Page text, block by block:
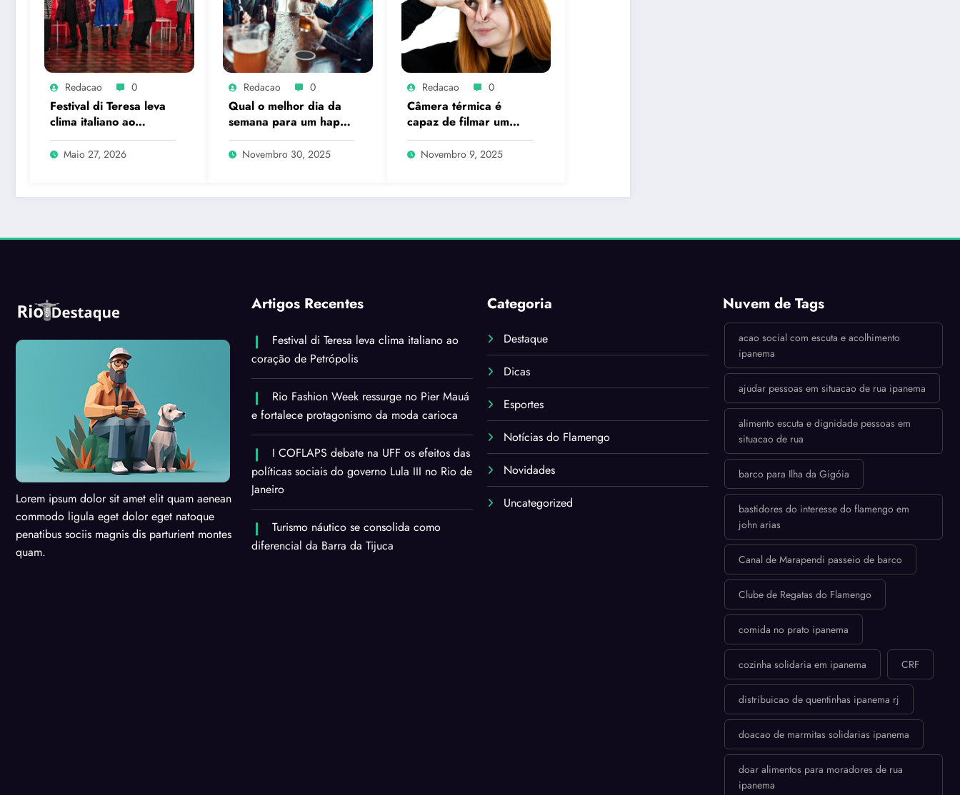
Redacao 0
Festival di Teresa leva
clima italiano ao
coração de Petrópolis
Maio 27, 2026
Redacao 0
Qual o melhor dia da
semana para um happy
hour?
Novembro 30, 2025
Redacao 0
Câmera térmica é
capaz de filmar um
pum? A ciência explica
o que é real
Novembro 9, 2025
Lorem ipsum dolor sit amet elit quam aenean
commodo ligula eget dolor eget natoque
penatibus sociis magnis dis parturient montes
quam.
Artigos Recentes
Festival di Teresa leva clima italiano ao
coração de Petrópolis
Rio Fashion Week ressurge no Pier Mauá
e fortalece protagonismo da moda carioca
I COFLAPS debate na UFF os efeitos das
políticas sociais do governo Lula III no Rio de
Janeiro
Turismo náutico se consolida como
diferencial da Barra da Tijuca
Categoria
Destaque
Dicas
Esportes
Notícias do Flamengo
Novidades
Uncategorized
Nuvem de Tags
acao social com escuta e acolhimento
ipanema
ajudar pessoas em situacao de rua ipanema
alimento escuta e dignidade pessoas em
situacao de rua
barco para Ilha da Gigóia
bastidores do interesse do flamengo em
john arias
Canal de Marapendi passeio de barco
Clube de Regatas do Flamengo
comida no prato ipanema
cozinha solidaria em ipanema CRF
distribuicao de quentinhas ipanema rj
doacao de marmitas solidarias ipanema
doar alimentos para moradores de rua
ipanema